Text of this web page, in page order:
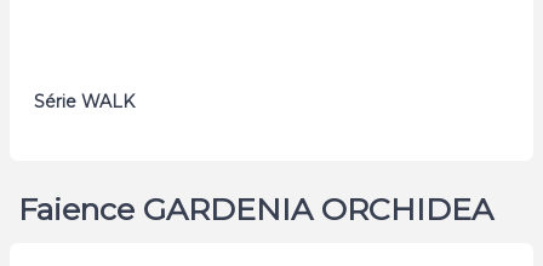
Série WALK
Faience GARDENIA ORCHIDEA